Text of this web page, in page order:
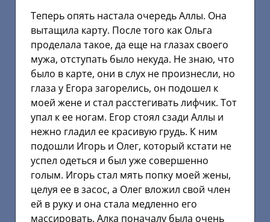
Теперь опять настала очередь Аллы. Она
вытащила карту. После того как Ольга
проделала такое, да еще на глазах своего
мужа, отступать было некуда. Не знаю, что
было в карте, они в слух не произнесли, но
глаза у Егора загорелись, он подошел к
моей жене и стал расстегивать лифчик. Тот
упал к ее ногам. Егор стоял сзади Аллы и
нежно гладил ее красивую грудь. К ним
подошли Игорь и Олег, который кстати не
успел одеться и был уже совершенно
голым. Игорь стал мять попку моей жены,
целуя ее в засос, а Олег вложил свой член
ей в руку и она стала медленно его
массировать. Алка поначалу была очень